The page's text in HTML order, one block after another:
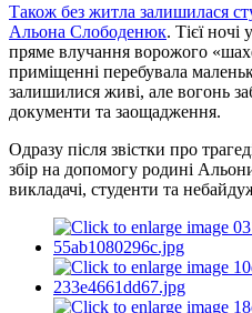
Також без житла залишилася
Альона Слободенюк. Тієї ночі
пряме влучання ворожого
приміщенні перебувала
залишилися живі, але вогонь
документи та заощадження.
Одразу після звістки про
збір на допомогу родині
викладачі, студенти та